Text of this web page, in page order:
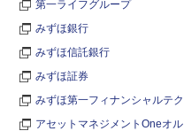
第一ライフグループ
みずほ銀行
みずほ信託銀行
みずほ証券
みずほ第一フィナンシャルテ
アセットマネジメントOneオ